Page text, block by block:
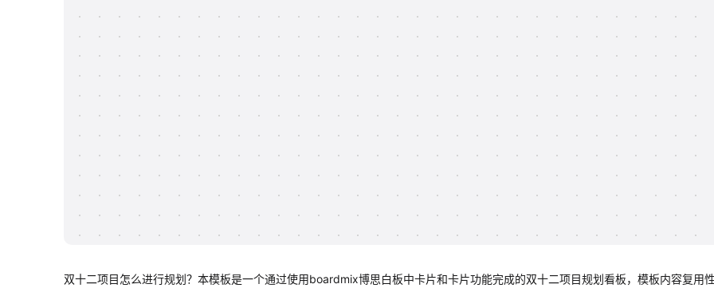
双十二项目怎么进行规划？本模板是一个通过使用boardmix博思白板中卡片和卡片功能完成的双十二项目规划看板，模板内容复用